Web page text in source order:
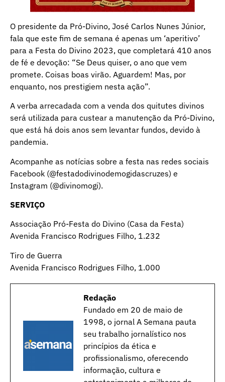
O presidente da Pró-Divino, José Carlos Nunes Júnior,
fala que este fim de semana é apenas um ‘aperitivo’
para a Festa do Divino 2023, que completará 410 anos
de fé e devoção: “Se Deus quiser, o ano que vem
promete. Coisas boas virão. Aguardem! Mas, por
enquanto, nos prestigiem nesta ação”.
A verba arrecadada com a venda dos quitutes divinos
será utilizada para custear a manutenção da Pró-Divino,
que está há dois anos sem levantar fundos, devido à
pandemia.
Acompanhe as notícias sobre a festa nas redes sociais
Facebook (@festadodivinodemogidascruzes) e
Instagram (@divinomogi).
SERVIÇO
Associação Pró-Festa do Divino (Casa da Festa)
Avenida Francisco Rodrigues Filho, 1.232
Tiro de Guerra
Avenida Francisco Rodrigues Filho, 1.000
Redação
Fundado em 20 de maio de
1998, o jornal A Semana pauta
seu trabalho jornalístico nos
princípios da ética e
profissionalismo, oferecendo
informação, cultura e